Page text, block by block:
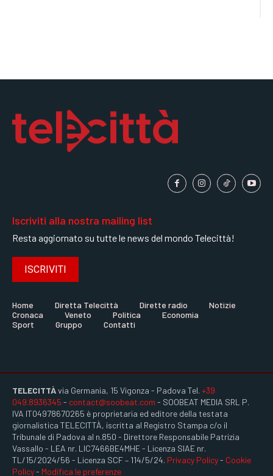
Iscriviti alla nostra mailing list
Resta aggiornato su tutte le news del mondo Telecittà!
ISCRIVITI
Home Diretta Telecittà Dirette radio
Notizie
Cronaca
Veneto Politica
Economia
Sport
Gruppo Contatti
TELECITTÀvia Germania, 15 Vigonza - Padova Tel. +39
049.8936345 - contact@soobeat.com - SOOBEAT MEDIA SRL P.
IVA IT04978670265 è proprietaria ed editore della testata
giornalistica TELECITTÀ, iscritta al Registro Stampa c/o il
Tribunale di Padova al n.850 - Direttore Responsabile Patrizia
Vassallo - LEA nr. LIC7466BE4MHE - Licenza SIAE nr.
TL/15/2024/56 - Licenza SCF – 114/5/24. Privacy Policy- Cookie
Policy- Modifica le preferenze